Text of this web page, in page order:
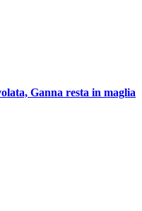
Ganna resta in maglia